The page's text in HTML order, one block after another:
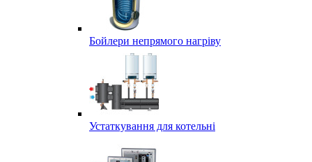
Бойлери непрямого нагріву
Устаткування для котельні